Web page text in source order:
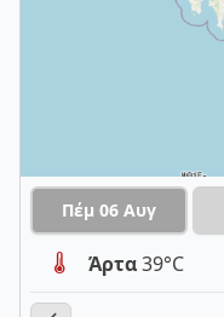
Πέμ 06 Αυγ
Άρτα39°C